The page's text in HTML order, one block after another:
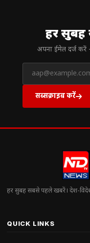
हर
अपना ईमेल दर्ज करें
सब्सक्राइब करें
हर सुबह सबसे पहले खबरें। देश-विदेश
QUICK LINKS